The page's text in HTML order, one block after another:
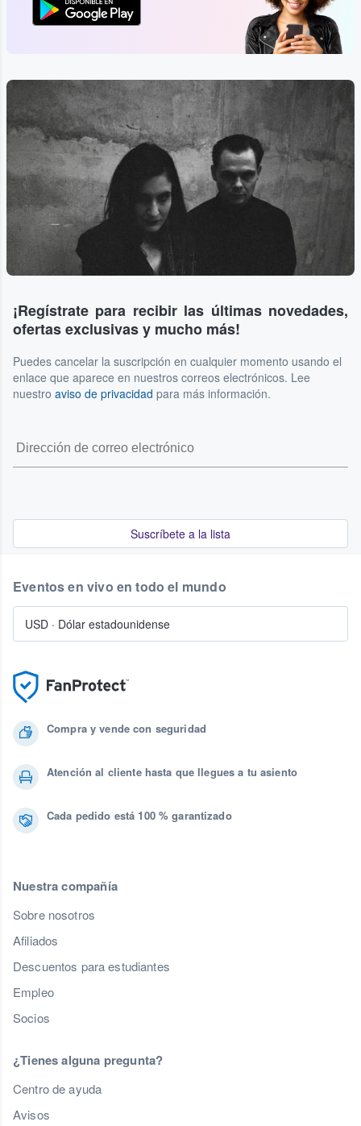
¡Regístrate para recibir las últimas novedades,
ofertas exclusivas y mucho más!
Puedes cancelar la suscripción en cualquier momento usando el
enlace que aparece en nuestros correos electrónicos. Lee
nuestro aviso de privacidad para más información.
Suscríbete a la lista
Compra y vende con seguridad
Atención al cliente hasta que llegues a tu asiento
Cada pedido está 100 % garantizado
Nuestra compañía
Sobre nosotros
Afiliados
Descuentos para estudiantes
Empleo
Socios
¿Tienes alguna pregunta?
Centro de ayuda
Avisos
Eventos en vivo en todo el mundo
USD · Dólar estadounidense